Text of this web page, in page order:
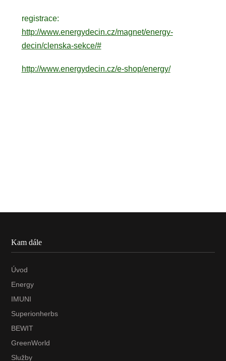
registrace:
http://www.energydecin.cz/magnet/energy-
decin/clenska-sekce/#
http://www.energydecin.cz/e-shop/energy/
Kam dále
Úvod
Energy
IMUNI
Superionherbs
BEWIT
GreenWorld
Služby